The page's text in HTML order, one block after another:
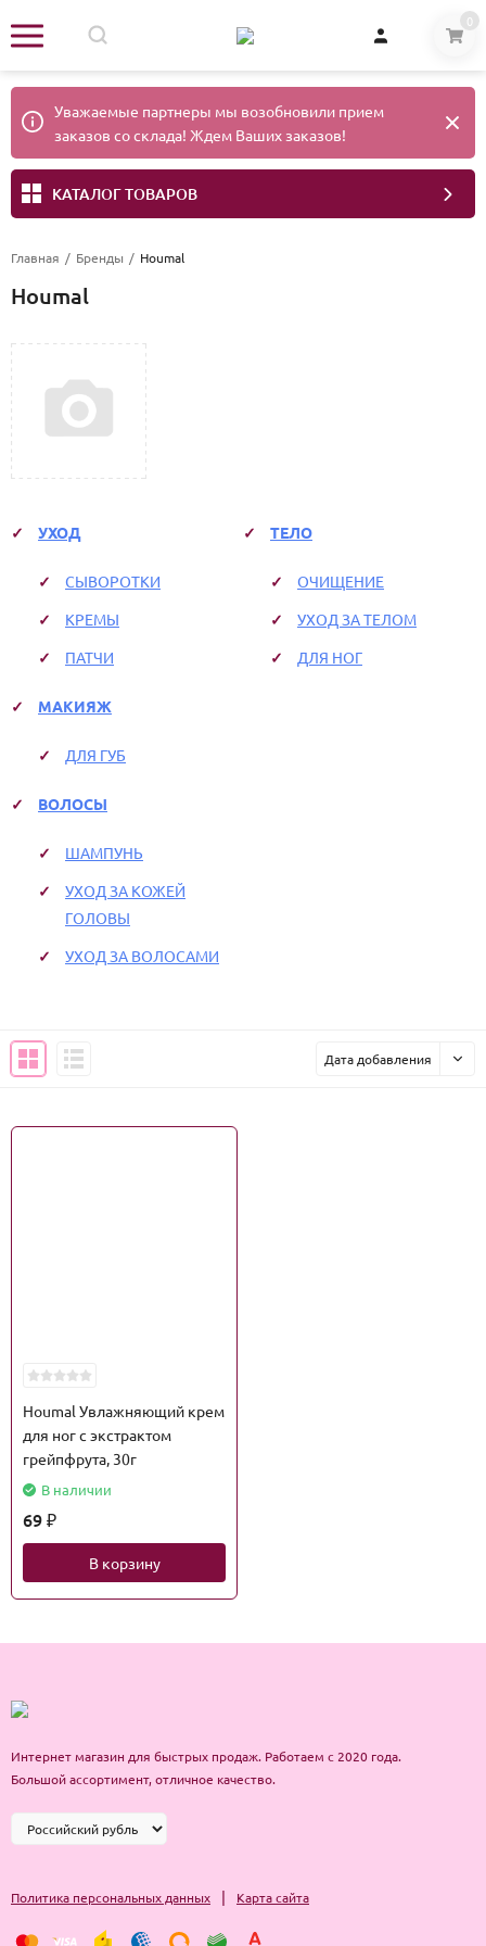
0
Уважаемые партнеры мы возобновили прием
заказов со склада! Ждем Ваших заказов!
КАТАЛОГ ТОВАРОВ
Главная / Бренды / Houmal
Houmal
УХОД
СЫВОРОТКИ
КРЕМЫ
ПАТЧИ
МАКИЯЖ
ДЛЯ ГУБ
ВОЛОСЫ
ШАМПУНЬ
УХОД ЗА КОЖЕЙ
ГОЛОВЫ
УХОД ЗА ВОЛОСАМИ
ТЕЛО
ОЧИЩЕНИЕ
УХОД ЗА ТЕЛОМ
ДЛЯ НОГ
Дата добавления
Houmal Увлажняющий крем
для ног с экстрактом
грейпфрута, 30г
В наличии
69 ₽
В корзину
Интернет магазин для быстрых продаж. Работаем с 2020 года.
Большой ассортимент, отличное качество.
Политика персональных данных | Карта сайта